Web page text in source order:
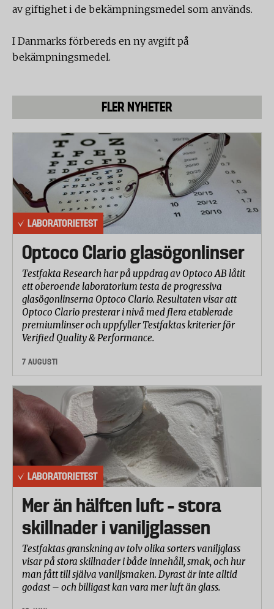
av giftighet i de bekämpningsmedel som används.
I Danmarks förbereds en ny avgift på
bekämpningsmedel.
FLER NYHETER
LABORATORIETEST
Optoco Clario glasögonlinser
Testfakta Research har på uppdrag av Optoco AB låtit
ett oberoende laboratorium testa de progressiva
glasögonlinserna Optoco Clario. Resultaten visar att
Optoco Clario presterar i nivå med flera etablerade
premiumlinser och uppfyller Testfaktas kriterier för
Verified Quality & Performance.
7 AUGUSTI
LABORATORIETEST
Mer än hälften luft – stora
skillnader i vaniljglassen
Testfaktas granskning av tolv olika sorters vaniljglass
visar på stora skillnader i både innehåll, smak, och hur
man fått till själva vaniljsmaken. Dyrast är inte alltid
godast – och billigast kan vara mer luft än glass.